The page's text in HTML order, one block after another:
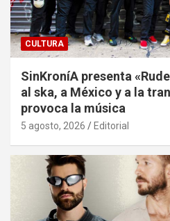
CULTURA
SinKroníA presenta
al ska, a México y a la
provoca la música
5 agosto, 2026 Editorial